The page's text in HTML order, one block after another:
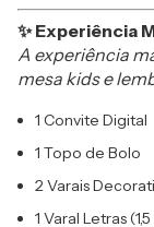
✨ Experiência
A experiência
mesa kids e
1 Convite Digital
1 Topo de Bolo
2 Varais
1 Varal Letras